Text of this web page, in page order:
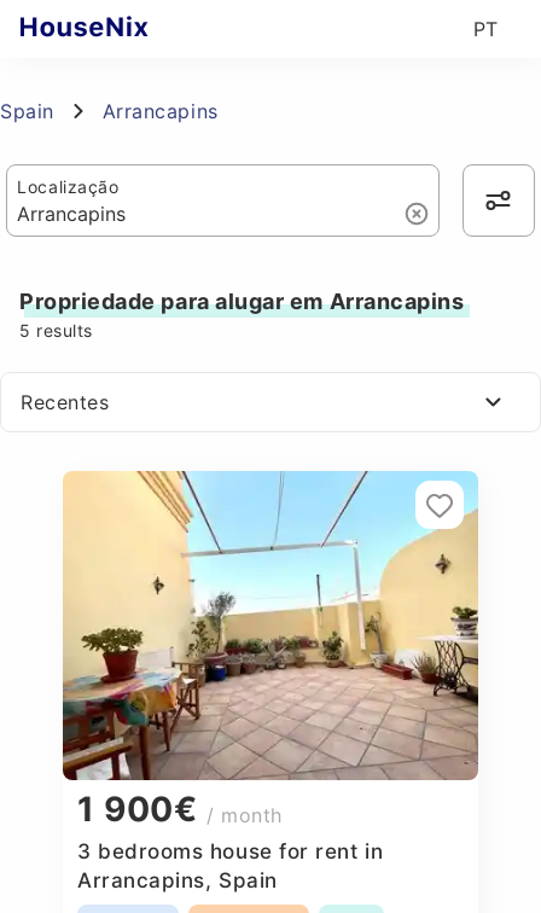
PT
Spain Arrancapins
Localização
Propriedade para alugar em Arrancapins
5 results
Recentes
1 900€ / month
3 bedrooms house for rent in
Arrancapins, Spain